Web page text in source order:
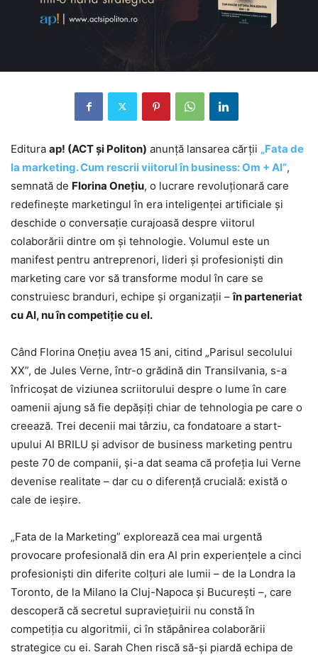
Editura ap! (ACT și Politon) anunță lansarea cărții „Fata de
la marketing. Cum rescrii viitorul în business: Om + AI”,
semnată de Florina Onețiu, o lucrare revoluționară care
redefinește marketingul în era inteligenței artificiale și
deschide o conversație curajoasă despre viitorul
colaborării dintre om și tehnologie. Volumul este un
manifest pentru antreprenori, lideri și profesioniști din
marketing care vor să transforme modul în care se
construiesc branduri, echipe și organizații –în parteneriat
cu AI, nu în competiție cu el.
Când Florina Onețiu avea 15 ani, citind „Parisul secolului
XX”, de Jules Verne, într-o grădină din Transilvania, s-a
înfricoșat de viziunea scriitorului despre o lume în care
oamenii ajung să fie depășiți chiar de tehnologia pe care o
creează. Trei decenii mai târziu, ca fondatoare a start-
upului AI BRILU și advisor de business marketing pentru
peste 70 de companii, și-a dat seama că profeția lui Verne
devenise realitate – dar cu o diferență crucială: există o
cale de ieșire.
„Fata de la Marketing” explorează cea mai urgentă
provocare profesională din era AI prin experiențele a cinci
profesioniști din diferite colțuri ale lumii – de la Londra la
Toronto, de la Milano la Cluj-Napoca și București –, care
descoperă că secretul supraviețuirii nu constă în
competiția cu algoritmii, ci în stăpânirea colaborării
strategice cu ei. Sarah Chen riscă să-și piardă echipa de